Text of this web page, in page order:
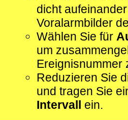
dicht
Voralarmbilder
Wählen Sie für
um
Ereignisnummer
Reduzieren Sie
und tragen Sie
Intervall ein.